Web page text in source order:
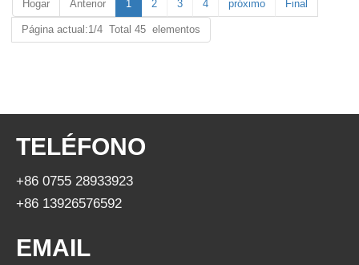
Hogar Anterior 1 2 3 4 próximo Final
Página actual:1/4 Total 45 elementos
TELÉFONO
+86 0755 28933923
+86 13926576592
EMAIL